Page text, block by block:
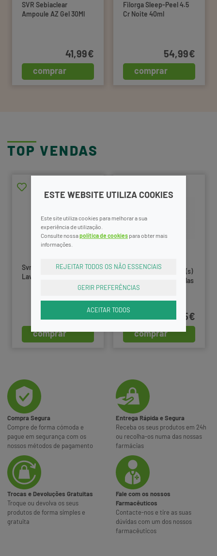
ESTE WEBSITE UTILIZA COOKIES
Este site utiliza cookies para melhorar a sua
experiência de utilização.
Consulte nossapolítica de cookies para obter mais
informações.
REJEITAR TODOS OS NÃO ESSENCIAIS
GERIR PREFERÊNCIAS
ACEITAR TODOS
SVR Sebiaclear
Ampoule AZ Gel 30Ml
comprar
41,99€
Filorga Sleep-Peel 4.5
Cr Noite 40ml
comprar
54,99€
TOP VENDAS
Svr Topialyse Gel
Lavante 1l
comprar
9,99€
Cápsulas 30 Unidade(s)
com Oferta de Cápsulas
10 Unidade(s)
comprar
19,95€
Compra Segura
Compre de forma cómoda e
pague em segurança com os
nossos métodos de pagamento
Entrega Rápida e Segura
Receba os seus produtos em 24h
ou recolha-os numa das nossas
farmácias
Trocas e Devoluções Gratuitas
Troque ou devolva os seus
produtos de forma simples e
gratuita
Fale com os nossos
Farmacêuticos
Contacte-nos e tire as suas
dúvidas com um dos nossos
farmacêuticos